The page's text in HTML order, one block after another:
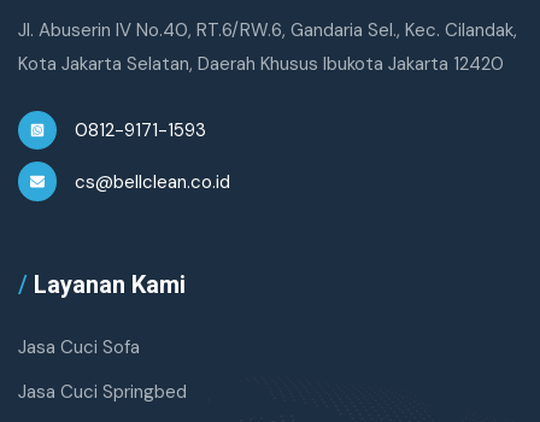
Jl. Abuserin IV No.40, RT.6/RW.6, Gandaria Sel., Kec. Cilandak,
Kota Jakarta Selatan, Daerah Khusus Ibukota Jakarta 12420
0812-9171-1593
cs@bellclean.co.id
/ Layanan Kami
Jasa Cuci Sofa
Jasa Cuci Springbed